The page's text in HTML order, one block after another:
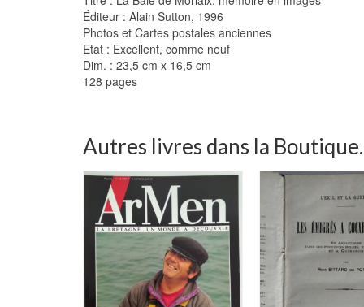
Éditeur : Alain Sutton, 1996
Photos et Cartes postales anciennes
Etat : Excellent, comme neuf
Dim. : 23,5 cm x 16,5 cm
128 pages
Autres livres dans la